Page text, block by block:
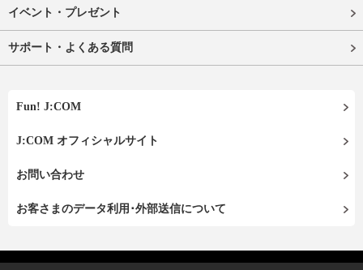
イベント・プレゼント
サポート・よくある質問
Fun! J:COM
J:COM オフィシャルサイト
お問い合わせ
お客さまのデータ利用･外部送信について